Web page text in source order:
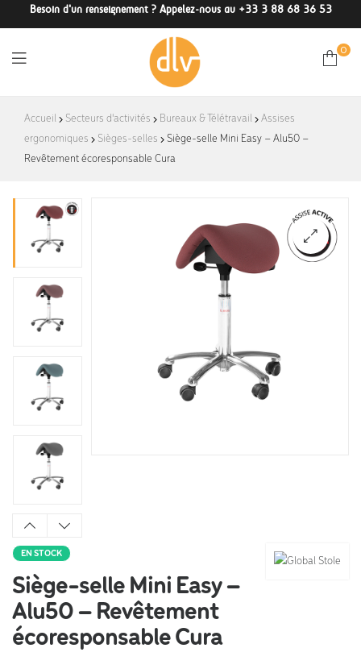
Besoin d'un renseignement ? Appelez-nous au +33 3 88 68 36 53
DLV-
France
0
Accueil Secteurs d'activités Bureaux & Télétravail
Assises
ergonomiques
Sièges-selles
Siège-selle Mini Easy – Alu50 –
Revêtement écoresponsable Cura
EN STOCK
Siège-selle Mini Easy –
Alu50 – Revêtement
écoresponsable Cura